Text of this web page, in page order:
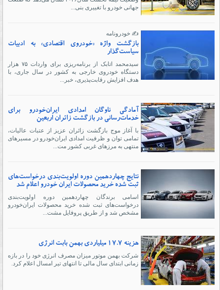
جهانی خودرو با تغییری بنی...
✍️ خودرونامه
بازگشت واژه «خودروی اقتصادی» به ادبیات
سیاست‌گذار
سیدمحمد اتابک از برنامه‌ریزی برای واردات ۷۵ هزار
دستگاه خودروی خارجی به کشور در سال جاری، با
هدف افزایش رقابت‌پذیری، خبر...
آمادگی ناوگان امدادی ایران‌خودرو برای
خدمات‌رسانی در بازگشت زائران اربعین
با آغاز موج بازگشت زائران عزیز از عتبات عالیات،
تمامی توان و ظرفیت امدادی ایران‌خودرو در مسیرهای
منتهی به مرزهای غربی کشور مت...
نتایج چهاردهمین دوره اولویت‌بندی درخواست‌های
ثبت شده خرید محصولات ایران خودرو اعلام شد
اسامی برندگان چهاردهمین دوره اولویت‌بندی
درخواست‌های ثبت شده خرید محصولات ایران‌خودرو
مشخص شد و از طریق پروفایل مشت...
هزینه ۱۷.۷ میلیاردی بهمن بابت انرژی
شرکت بهمن موتور میزان مصرف انرژی خود را در بازه
زمانی ابتدای سال مالی تا انتهای تیر امسال اعلام کرد.